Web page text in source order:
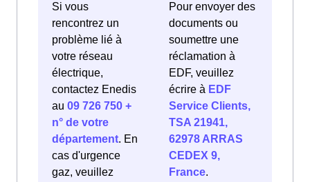
Si vous
rencontrez un
problème lié à
votre réseau
électrique,
contactez Enedis
au 09 726 750 +
n° de votre
département. En
cas d'urgence
gaz, veuillez
Pour envoyer des
documents ou
soumettre une
réclamation à
EDF, veuillez
écrire à EDF
Service Clients,
TSA 21941,
62978 ARRAS
CEDEX 9,
France.